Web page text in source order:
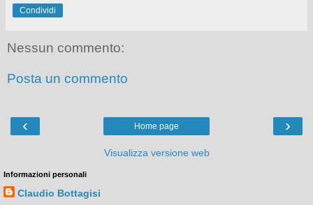
Condividi
Nessun commento:
Posta un commento
‹ ›
Home page
Visualizza versione web
Informazioni personali
Claudio Bottagisi